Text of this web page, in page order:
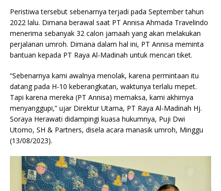
Peristiwa tersebut sebenarnya terjadi pada September tahun
2022 lalu. Dimana berawal saat PT Annisa Ahmada Travelindo
menerima sebanyak 32 calon jamaah yang akan melakukan
perjalanan umroh. Dimana dalam hal ini, PT Annisa meminta
bantuan kepada PT Raya Al-Madinah untuk mencari tiket.
“Sebenarnya kami awalnya menolak, karena permintaan itu
datang pada H-10 keberangkatan, waktunya terlalu mepet.
Tapi karena mereka (PT Annisa) memaksa, kami akhirnya
menyanggupi,” ujar Direktur Utama, PT Raya Al-Madinah Hj.
Soraya Herawati didampingi kuasa hukumnya, Puji Dwi
Utomo, SH & Partners, disela acara manasik umroh, Minggu
(13/08/2023).